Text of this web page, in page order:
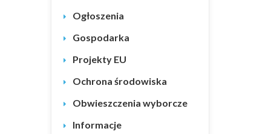
Ogłoszenia
Gospodarka
Projekty EU
Ochrona środowiska
Obwieszczenia wyborcze
Informacje